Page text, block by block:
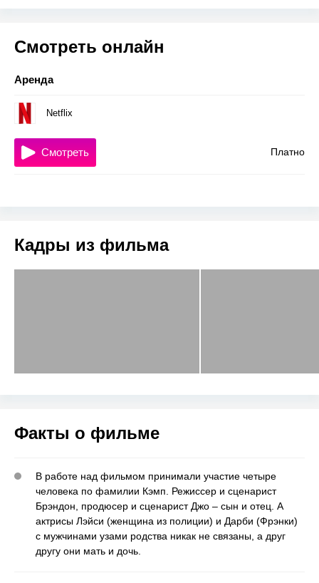
Смотреть онлайн
Аренда
Netflix
Платно
Смотреть
Кадры из фильма
Факты о фильме
В работе над фильмом принимали участие четыре
человека по фамилии Кэмп. Режиссер и сценарист
Брэндон, продюсер и сценарист Джо – сын и отец. А
актрисы Лэйси (женщина из полиции) и Дарби (Фрэнки)
с мужчинами узами родства никак не связаны, а друг
другу они мать и дочь.